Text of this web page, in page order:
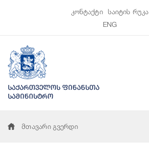
კონტაქტი
საიტის რუკა
ENG
საქართველოს ფინანსთა
სამინისტრო
მთავარი გვერდი